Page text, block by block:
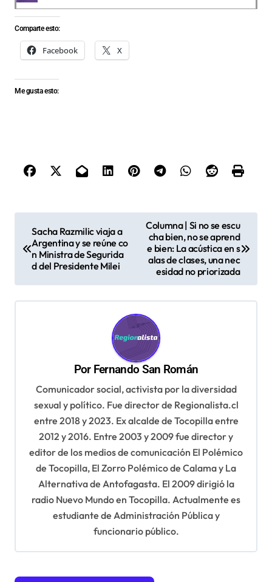
Comparte esto:
Facebook X
Me gusta esto:
e
g
Sacha Razmilic viaja a
Argentina y se reúne co
n Ministra de Segurida
d del Presidente Milei
Columna | Si no se escu
cha bien, no se aprend
e bien: La acústica en s
alas de clases, una nec
esidad no priorizada
Por Fernando San Román
Comunicador social, activista por la diversidad
sexual y político. Fue director de Regionalista.cl
entre 2018 y 2023. Ex alcalde de Tocopilla entre
2012 y 2016. Entre 2003 y 2009 fue director y
editor de los medios de comunicación El Polémico
de Tocopilla, El Zorro Polémico de Calama y La
Alternativa de Antofagasta. El 2009 dirigió la
radio Nuevo Mundo en Tocopilla. Actualmente es
estudiante de Administración Pública y
funcionario público.